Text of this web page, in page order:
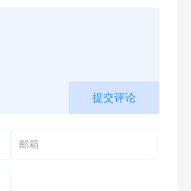
提交评论